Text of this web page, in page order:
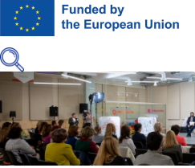
Mergi
principal